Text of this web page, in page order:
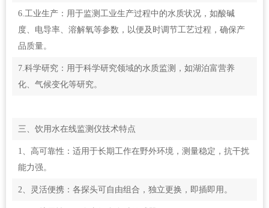
6.工业生产：用于监测工业生产过程中的水质状况，如酸碱
度、电导率、溶解氧等参数，以便及时调节工艺过程，确保产
品质量。
7.科学研究：用于科学研究领域的水质监测，如湖泊富营养
化、气候变化等研究。
三、饮用水在线监测仪技术特点
1、高可靠性：适用于长期工作在野外环境，测量稳定，抗干扰
能力强。
2、灵活便携：各探头可自由组合，独立更换，即插即用。